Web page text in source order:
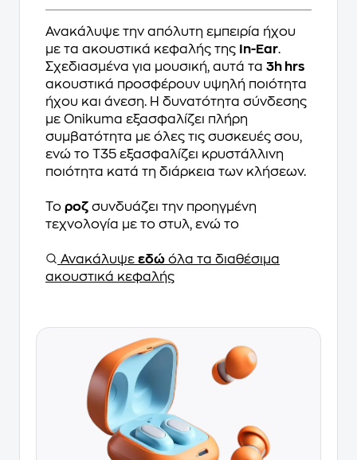
Ανακάλυψε την απόλυτη εμπειρία ήχου
με τα ακουστικά κεφαλής της
In-Ear.
Σχεδιασμένα για μουσική, αυτά τα 3h hrs
ακουστικά προσφέρουν υψηλή ποιότητα
ήχου και άνεση. Η δυνατότητα σύνδεσης
με Onikuma εξασφαλίζει πλήρη
συμβατότητα με όλες τις συσκευές σου,
ενώ το T35 εξασφαλίζει κρυστάλλινη
ποιότητα κατά τη διάρκεια των κλήσεων.
Το ροζ συνδυάζει την προηγμένη
τεχνολογία με το στυλ, ενώ το
Ανακάλυψε εδώ όλα τα διαθέσιμα
ακουστικά κεφαλής